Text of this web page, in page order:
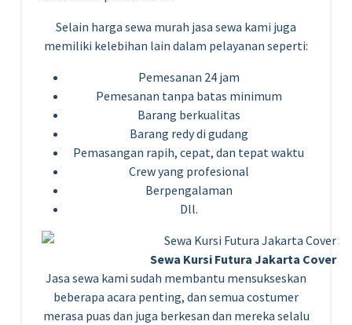
Selain harga sewa murah jasa sewa kami juga
memiliki kelebihan lain dalam pelayanan seperti:
Pemesanan 24 jam
Pemesanan tanpa batas minimum
Barang berkualitas
Barang redy di gudang
Pemasangan rapih, cepat, dan tepat waktu
Crew yang profesional
Berpengalaman
Dll.
Sewa Kursi Futura Jakarta Cover
Jasa sewa kami sudah membantu mensukseskan
beberapa acara penting, dan semua costumer
merasa puas dan juga berkesan dan mereka selalu